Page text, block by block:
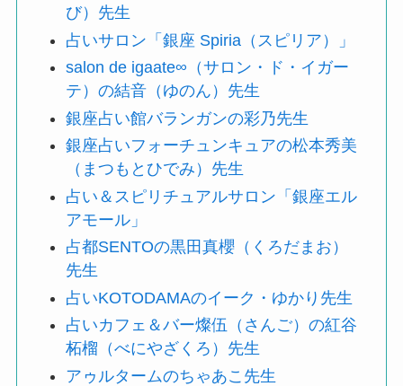
び）先生
占いサロン「銀座 Spiria（スピリア）」
salon de igaate∞（サロン・ド・イガー
テ）の結音（ゆのん）先生
銀座占い館バランガンの彩乃先生
銀座占いフォーチュンキュアの松本秀美
（まつもとひでみ）先生
占い＆スピリチュアルサロン「銀座エル
アモール」
占都SENTOの黒田真櫻（くろだまお）
先生
占いKOTODAMAのイーク・ゆかり先生
占いカフェ＆バー燦伍（さんご）の紅谷
柘榴（べにやざくろ）先生
アゥルタームのちゃあこ先生